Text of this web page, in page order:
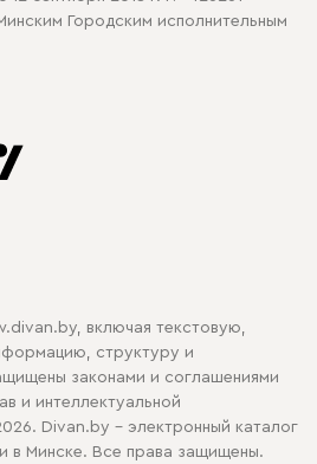
Городским исполнительным
включая текстовую,
структуру и
законами и соглашениями
и интеллектуальной
Divan.by - электронный каталог
в Минске. Все права защищены.